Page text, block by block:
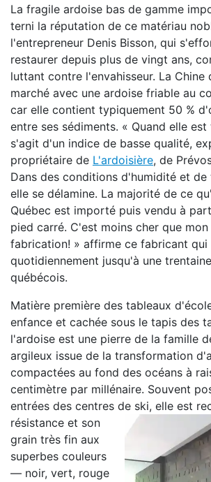
La fragile ardoise bas de gamme
terni la réputation de ce matériau
l'entrepreneur Denis Bisson, qui
restaurer depuis plus de vingt ans,
luttant contre l'envahisseur. La Chine
marché avec une ardoise friable au
car elle contient typiquement 50 %
entre ses sédiments. « Quand elle est
s'agit d'un indice de basse qualité,
propriétaire de L'ardoisière, de
Dans des conditions d'humidité et de
elle se délamine. La majorité de ce
Québec est importé puis vendu à
pied carré. C'est moins cher que
fabrication! » affirme ce fabricant qui
quotidiennement jusqu'à une
québécois.
Matière première des tableaux
enfance et cachée sous le tapis des
l'ardoise est une pierre de la famille
argileux issue de la transformation
compactées au fond des océans à
centimètre par millénaire. Souvent
entrées des centres de ski, elle est
résistance et son
grain très fin aux
superbes couleurs
— noir, vert, rouge